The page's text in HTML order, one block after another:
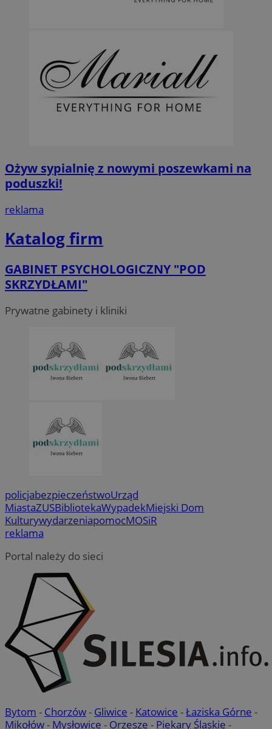
Ożyw sypialnię z nowymi poszewkami na
poduszki!
reklama
Katalog firm
GABINET PSYCHOLOGICZNY "POD
SKRZYDŁAMI"
Prywatne gabinety i kliniki
policjabezpieczeństwoUrząd
MiastaZUSBibliotekaWypadekMiejski Dom
KulturywydarzeniapomocMOSiR
reklama
Portal należy do sieci
Bytom - Chorzów- Gliwice - Katowice -Łaziska Górne -
Mikołów- Mysłowice - Orzesze - Piekary Śląskie -